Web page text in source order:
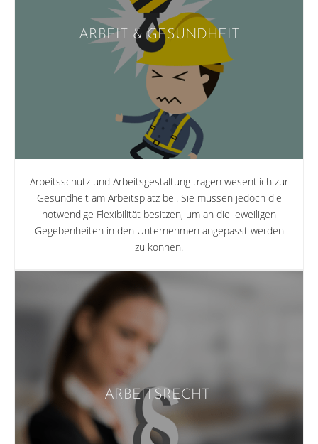
ARBEIT & GESUNDHEIT
Arbeitsschutz und Arbeitsgestaltung tragen wesentlich zur
Gesundheit am Arbeitsplatz bei. Sie müssen jedoch die
notwendige Flexibilität besitzen, um an die jeweiligen
Gegebenheiten in den Unternehmen angepasst werden
zu können.
ARBEITSRECHT